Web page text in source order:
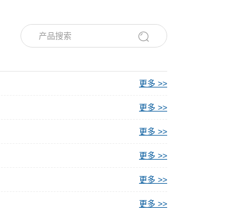
更多 >>
更多 >>
更多 >>
更多 >>
更多 >>
更多 >>